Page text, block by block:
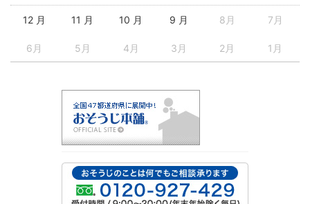
12 月 11 月 10 月 9 月 8月 7月
6月 5月 4月 3月 2月 1月